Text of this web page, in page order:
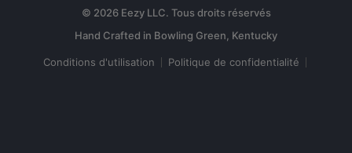
© 2026 Eezy LLC. Tous droits réservés
Conditions d'utilisation Politique de confidentialité